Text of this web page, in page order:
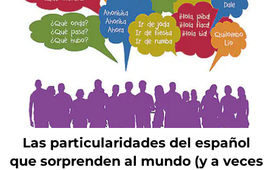
Las particularidades del español
que sorprenden al mundo (y a veces